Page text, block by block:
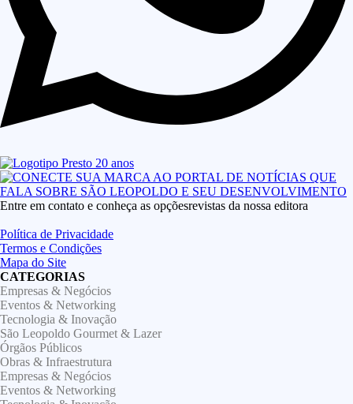
Entre em contato e conheça as opçõesrevistas da nossa editora
Política de Privacidade
Termos e Condições
Mapa do Site
CATEGORIAS
Empresas & Negócios
Eventos & Networking
Tecnologia & Inovação
São Leopoldo Gourmet & Lazer
Órgãos Públicos
Obras & Infraestrutura
Empresas & Negócios
Eventos & Networking